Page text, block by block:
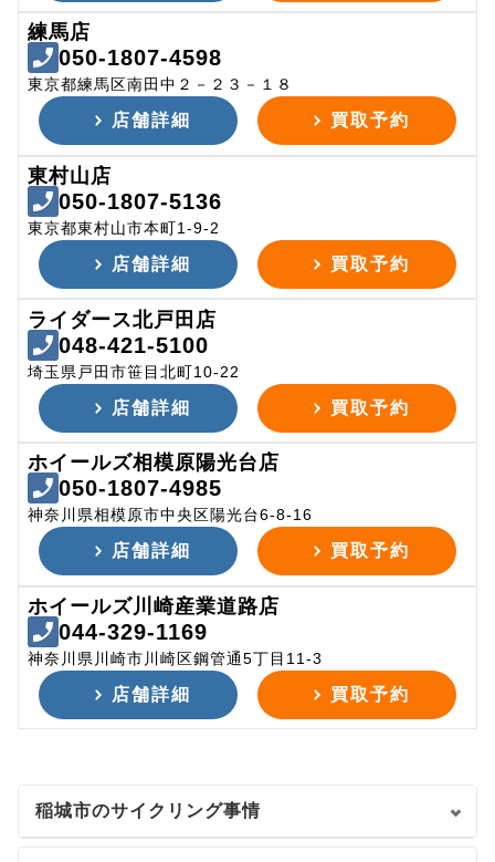
練馬店
050-1807-4598
東京都練馬区南田中２－２３－１８
店舗詳細 買取予約
東村山店
050-1807-5136
東京都東村山市本町1-9-2
店舗詳細 買取予約
ライダース北戸田店
048-421-5100
埼玉県戸田市笹目北町10-22
店舗詳細 買取予約
ホイールズ相模原陽光台店
050-1807-4985
神奈川県相模原市中央区陽光台6-8-16
店舗詳細 買取予約
ホイールズ川崎産業道路店
044-329-1169
神奈川県川崎市川崎区鋼管通5丁目11-3
店舗詳細 買取予約
稲城市のサイクリング事情